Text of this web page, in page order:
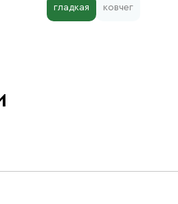
гладкая ковчег